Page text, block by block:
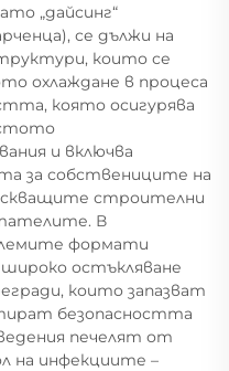
„дайсинг“
се дължи на
които се
охлаждане в процеса
която осигурява
и включва
за собствениците на
строителни
В
формати
остъкляване
които запазват
безопасността
печелят от
на инфекциите –